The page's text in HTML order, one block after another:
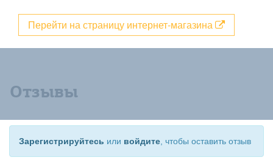
Перейти на страницу интернет-магазина
Отзывы
Зарегистрируйтесь или войдите , чтобы оставить отзыв